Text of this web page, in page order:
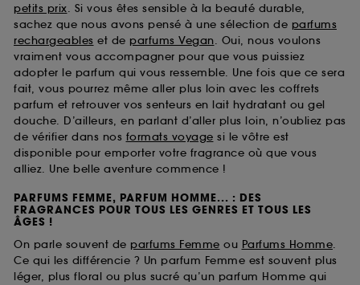
petits prix. Si vous êtes sensible à la beauté durable,
sachez que nous avons pensé à une sélection de parfums
rechargeables et de parfums Vegan. Oui, nous voulons
vraiment vous accompagner pour que vous puissiez
adopter le parfum qui vous ressemble. Une fois que ce sera
fait, vous pourrez même aller plus loin avec les coffrets
parfum et retrouver vos senteurs en lait hydratant ou gel
douche. D’ailleurs, en parlant d’aller plus loin, n’oubliez pas
de vérifier dans nos formats voyage si le vôtre est
disponible pour emporter votre fragrance où que vous
alliez. Une belle aventure commence !
PARFUMS FEMME, PARFUM HOMME... : DES
FRAGRANCES POUR TOUS LES GENRES ET TOUS LES
ÂGES !
On parle souvent de parfums Femme ou Parfums Homme.
Ce qui les différencie ? Un parfum Femme est souvent plus
léger, plus floral ou plus sucré qu’un parfum Homme qui